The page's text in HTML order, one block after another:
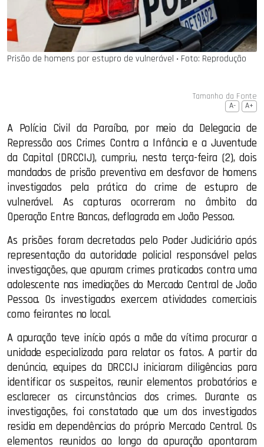
Prisão de homens por estupro de vulnerável ‧ Foto: Reprodução
Tamanho da Fonte
A- A+
A Polícia Civil da Paraíba, por meio da Delegacia de
Repressão aos Crimes Contra a Infância e a Juventude
da Capital (DRCCIJ), cumpriu, nesta terça-feira (2), dois
mandados de prisão preventiva em desfavor de homens
investigados pela prática do crime de estupro de
vulnerável. As capturas ocorreram no âmbito da
Operação Entre Bancas, deflagrada em João Pessoa.
As prisões foram decretadas pelo Poder Judiciário após
representação da autoridade policial responsável pelas
investigações, que apuram crimes praticados contra uma
adolescente nas imediações do Mercado Central de João
Pessoa. Os investigados exercem atividades comerciais
como feirantes no local.
A apuração teve início após a mãe da vítima procurar a
unidade especializada para relatar os fatos. A partir da
denúncia, equipes da DRCCIJ iniciaram diligências para
identificar os suspeitos, reunir elementos probatórios e
esclarecer as circunstâncias dos crimes. Durante as
investigações, foi constatado que um dos investigados
residia em dependências do próprio Mercado Central. Os
elementos reunidos ao longo da apuração apontaram